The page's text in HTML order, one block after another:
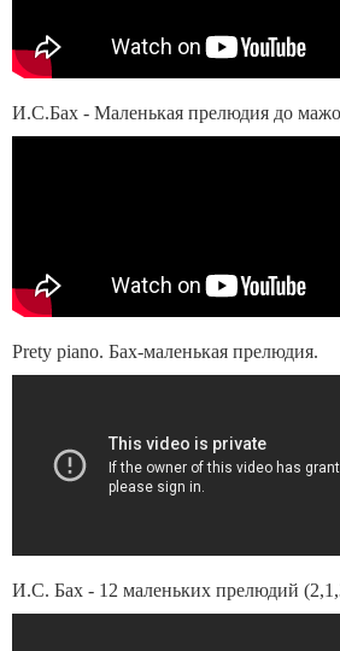
И.С.Бах - Маленькая прелюдия до
Prety piano. Бах-маленькая прелюдия.
И.С. Бах - 12 маленьких прелюдий